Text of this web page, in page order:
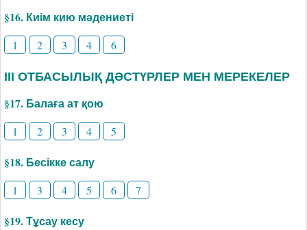
§16. Киім кию мәдениеті
1 2 3 4 6
ІІІ ОТБАСЫЛЫҚ ДӘСТҮРЛЕР МЕН МЕРЕКЕЛЕР
§17. Балаға ат қою
1 2 3 4 5
§18. Бесікке салу
1 3 4 5 6 7
§19. Тұсау кесу